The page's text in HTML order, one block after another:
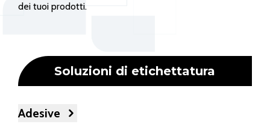
dei tuoi prodotti.
Soluzioni di etichettatura
Adesive